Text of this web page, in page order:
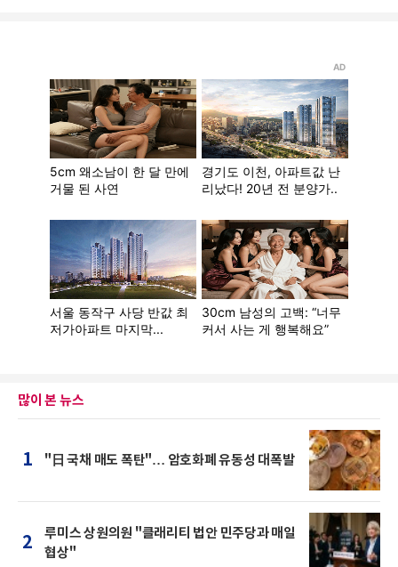
많이 본 뉴스
1 "日 국채 매도 폭탄"… 암호화폐 유동성 대폭발
2
루미스 상원의원 "클래리티 법안 민주당과 매일
협상"